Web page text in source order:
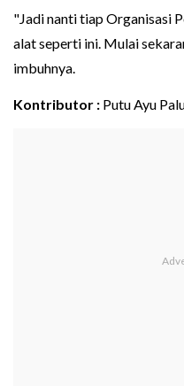
"Jadi nanti tiap Organisasi
alat seperti ini. Mulai
imbuhnya.
Kontributor : Putu Ayu